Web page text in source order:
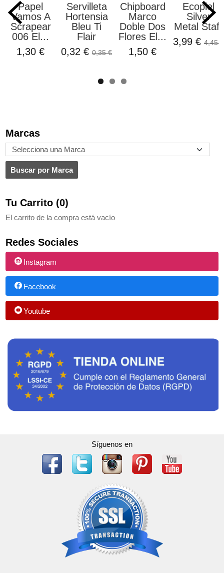
Marcas
Tu Carrito (0)
El carrito de la compra está vacío
Redes Sociales
Instagram
Facebook
Youtube
Papel
Vamos A
Scrapear
006 El...
1,30 €
Servilleta
Hortensia
Bleu Ti
Flair
0,32 € 0,35 €
Chipboard
Marco
Doble Dos
Flores El...
1,50 €
Ecopiel
Silver
Metal Stafil
3,99 € 4,45 €
Síguenos en